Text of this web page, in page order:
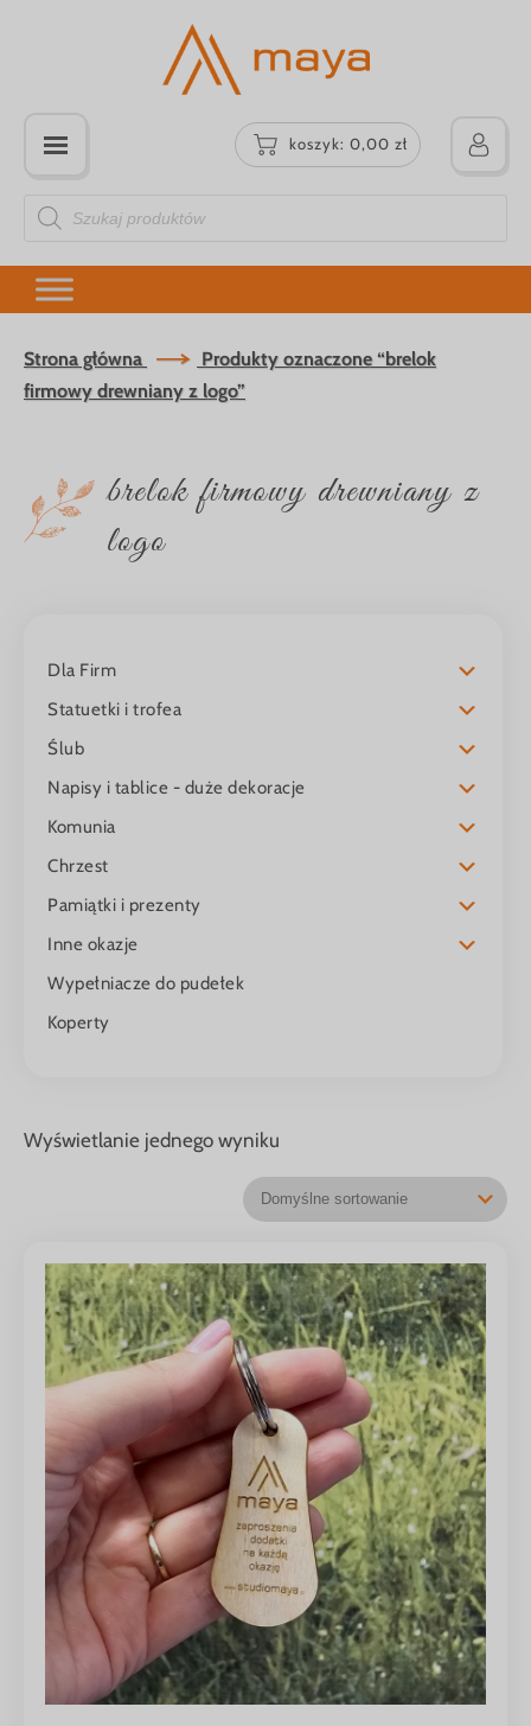
Wyszukiwarka
produktów
koszyk: 0,00 zł
Strona główna
Produkty oznaczone “brelok
firmowy drewniany z logo”
brelok firmowy drewniany z
logo
Dla Firm
Statuetki i trofea
Ślub
Napisy i tablice - duże dekoracje
Komunia
Chrzest
Pamiątki i prezenty
Inne okazje
Wypełniacze do pudełek
Koperty
Wyświetlanie jednego wyniku